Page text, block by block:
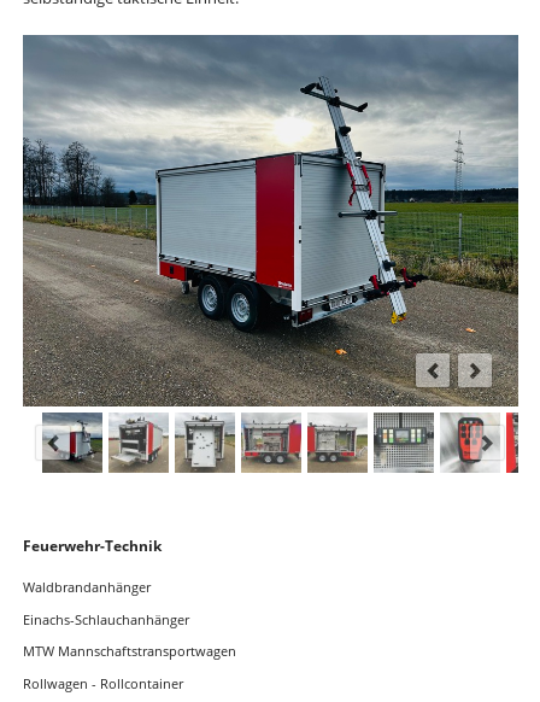
Navigation
Feuerwehr-Technik
Waldbrandanhänger
Einachs-Schlauchanhänger
MTW Mannschaftstransportwagen
Rollwagen - Rollcontainer